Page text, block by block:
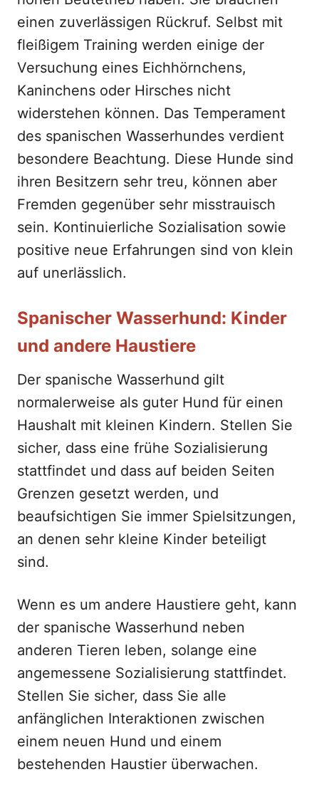
einen zuverlässigen Rückruf. Selbst mit
fleißigem Training werden einige der
Versuchung eines Eichhörnchens,
Kaninchens oder Hirsches nicht
widerstehen können. Das Temperament
des spanischen Wasserhundes verdient
besondere Beachtung. Diese Hunde sind
ihren Besitzern sehr treu, können aber
Fremden gegenüber sehr misstrauisch
sein. Kontinuierliche Sozialisation sowie
positive neue Erfahrungen sind von klein
auf unerlässlich.
Spanischer Wasserhund: Kinder
und andere Haustiere
Der spanische Wasserhund gilt
normalerweise als guter Hund für einen
Haushalt mit kleinen Kindern. Stellen Sie
sicher, dass eine frühe Sozialisierung
stattfindet und dass auf beiden Seiten
Grenzen gesetzt werden, und
beaufsichtigen Sie immer Spielsitzungen,
an denen sehr kleine Kinder beteiligt
sind.
Wenn es um andere Haustiere geht, kann
der spanische Wasserhund neben
anderen Tieren leben, solange eine
angemessene Sozialisierung stattfindet.
Stellen Sie sicher, dass Sie alle
anfänglichen Interaktionen zwischen
einem neuen Hund und einem
bestehenden Haustier überwachen.